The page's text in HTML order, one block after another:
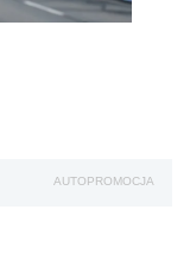
AUTOPROMOCJA